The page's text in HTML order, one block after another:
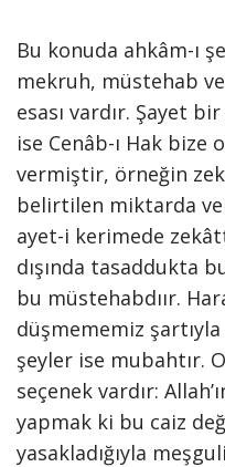
Bu konuda ahkâm-ı
mekruh, müstehab
esası vardır. Şayet
ise Cenâb-ı Hak
vermiştir, örneğin
belirtilen miktarda
ayet-i kerimede
dışında tasaddukta
bu müstehabdıır.
düşmememiz
şeyler ise mubahtır.
seçenek vardır:
yapmak ki bu caiz
yasakladığıyla